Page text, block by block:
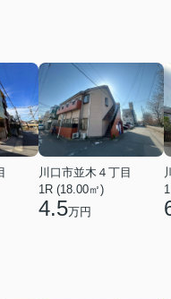
川口市並木４丁目
1R (18.00㎡)
4.5万円